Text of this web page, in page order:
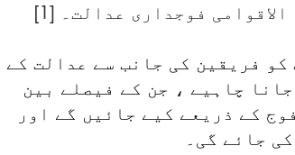
فوجداری عدالت۔ [1]
کو فریقین کی جانب سے عدالت کے
چاہیے ، جن کے فیصلے بین
کے ذریعے کیے جائیں گے اور
جائے گی۔